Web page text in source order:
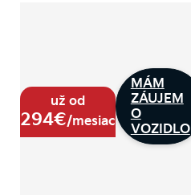
už od
294€/mesiac
MÁM
ZÁUJEM
O
VOZIDLO